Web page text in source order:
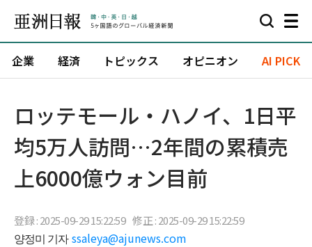
企業 経済 トピックス オピニオン AI PICK
ロッテモール・ハノイ、1日平
均5万人訪問…2年間の累積売
上6000億ウォン目前
登録 : 2025-09-29 15:22:59 修正 : 2025-09-29 15:22:59
양정미 기자 ssaleya@ajunews.com